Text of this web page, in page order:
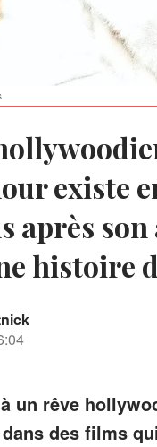
existe
après
histoire
un rêve
des films